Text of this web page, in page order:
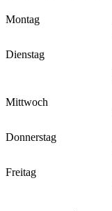
Montag
Dienstag
Mittwoch
Donnerstag
Freitag